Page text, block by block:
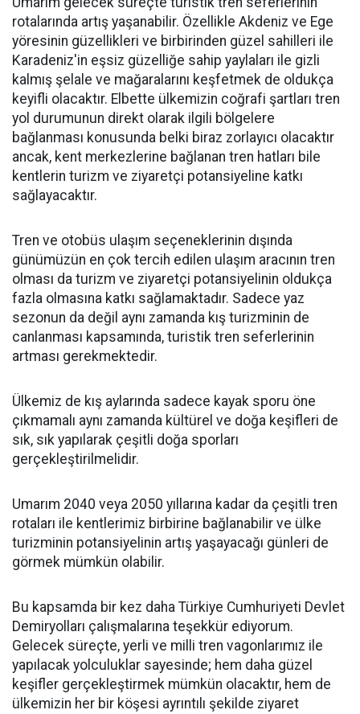
rotalarında artış yaşanabilir. Özellikle Akdeniz ve Ege
yöresinin güzellikleri ve birbirinden güzel sahilleri ile
Karadeniz'in eşsiz güzelliğe sahip yaylaları ile gizli
kalmış şelale ve mağaralarını keşfetmek de oldukça
keyifli olacaktır. Elbette ülkemizin coğrafi şartları tren
yol durumunun direkt olarak ilgili bölgelere
bağlanması konusunda belki biraz zorlayıcı olacaktır
ancak, kent merkezlerine bağlanan tren hatları bile
kentlerin turizm ve ziyaretçi potansiyeline katkı
sağlayacaktır.
Tren ve otobüs ulaşım seçeneklerinin dışında
günümüzün en çok tercih edilen ulaşım aracının tren
olması da turizm ve ziyaretçi potansiyelinin oldukça
fazla olmasına katkı sağlamaktadır. Sadece yaz
sezonun da değil aynı zamanda kış turizminin de
canlanması kapsamında, turistik tren seferlerinin
artması gerekmektedir.
Ülkemiz de kış aylarında sadece kayak sporu öne
çıkmamalı aynı zamanda kültürel ve doğa keşifleri de
sık, sık yapılarak çeşitli doğa sporları
gerçekleştirilmelidir.
Umarım 2040 veya 2050 yıllarına kadar da çeşitli tren
rotaları ile kentlerimiz birbirine bağlanabilir ve ülke
turizminin potansiyelinin artış yaşayacağı günleri de
görmek mümkün olabilir.
Bu kapsamda bir kez daha Türkiye Cumhuriyeti Devlet
Demiryolları çalışmalarına teşekkür ediyorum.
Gelecek süreçte, yerli ve milli tren vagonlarımız ile
yapılacak yolculuklar sayesinde; hem daha güzel
keşifler gerçekleştirmek mümkün olacaktır, hem de
ülkemizin her bir köşesi ayrıntılı şekilde ziyaret